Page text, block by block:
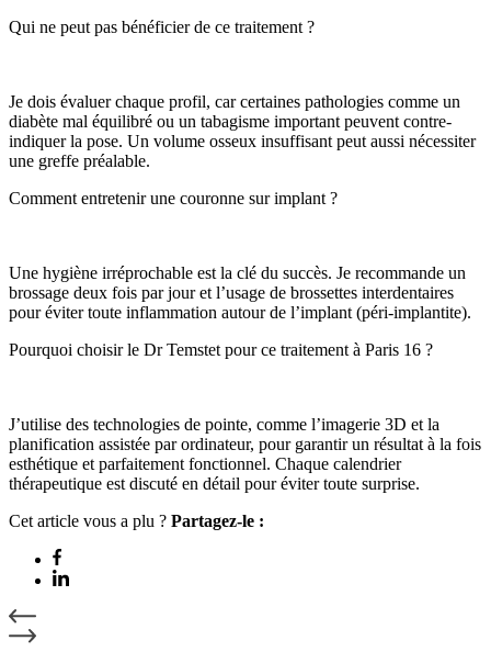
Qui ne peut pas bénéficier de ce traitement ?
Je dois évaluer chaque profil, car certaines pathologies comme un
diabète mal équilibré ou un tabagisme important peuvent contre-
indiquer la pose. Un volume osseux insuffisant peut aussi nécessiter
une greffe préalable.
Comment entretenir une couronne sur implant ?
Une hygiène irréprochable est la clé du succès. Je recommande un
brossage deux fois par jour et l’usage de brossettes interdentaires
pour éviter toute inflammation autour de l’implant (péri-implantite).
Pourquoi choisir le Dr Temstet pour ce traitement à Paris 16 ?
J’utilise des technologies de pointe, comme l’imagerie 3D et la
planification assistée par ordinateur, pour garantir un résultat à la fois
esthétique et parfaitement fonctionnel. Chaque calendrier
thérapeutique est discuté en détail pour éviter toute surprise.
Cet article vous a plu ? Partagez-le :